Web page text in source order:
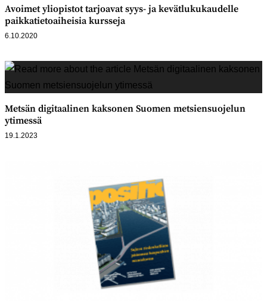
Avoimet yliopistot tarjoavat syys- ja kevätlukukaudelle
paikkatietoaiheisia kursseja
6.10.2020
Metsän digitaalinen kaksonen Suomen metsiensuojelun
ytimessä
19.1.2023